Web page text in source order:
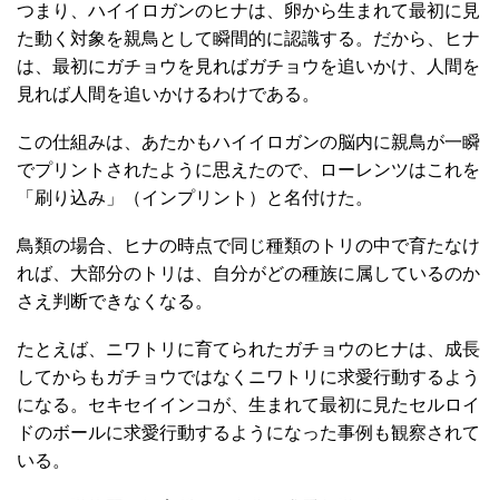
つまり、ハイイロガンのヒナは、卵から生まれて最初に見
た動く対象を親鳥として瞬間的に認識する。だから、ヒナ
は、最初にガチョウを見ればガチョウを追いかけ、人間を
見れば人間を追いかけるわけである。
この仕組みは、あたかもハイイロガンの脳内に親鳥が一瞬
でプリントされたように思えたので、ローレンツはこれを
「刷り込み」（インプリント）と名付けた。
鳥類の場合、ヒナの時点で同じ種類のトリの中で育たなけ
れば、大部分のトリは、自分がどの種族に属しているのか
さえ判断できなくなる。
たとえば、ニワトリに育てられたガチョウのヒナは、成長
してからもガチョウではなくニワトリに求愛行動するよう
になる。セキセイインコが、生まれて最初に見たセルロイ
ドのボールに求愛行動するようになった事例も観察されて
いる。